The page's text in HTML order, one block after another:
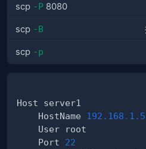
scp -P 8080
scp -B
scp -p
    HostName
192.168 . 1.5
    Port
22